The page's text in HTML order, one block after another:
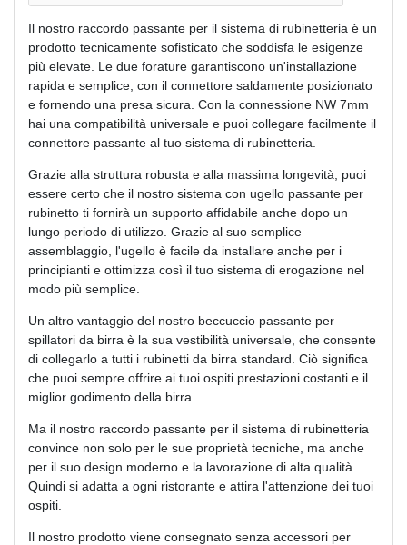
Il nostro raccordo passante per il sistema di rubinetteria è un
prodotto tecnicamente sofisticato che soddisfa le esigenze
più elevate. Le due forature garantiscono un'installazione
rapida e semplice, con il connettore saldamente posizionato
e fornendo una presa sicura. Con la connessione NW 7mm
hai una compatibilità universale e puoi collegare facilmente il
connettore passante al tuo sistema di rubinetteria.
Grazie alla struttura robusta e alla massima longevità, puoi
essere certo che il nostro sistema con ugello passante per
rubinetto ti fornirà un supporto affidabile anche dopo un
lungo periodo di utilizzo. Grazie al suo semplice
assemblaggio, l'ugello è facile da installare anche per i
principianti e ottimizza così il tuo sistema di erogazione nel
modo più semplice.
Un altro vantaggio del nostro beccuccio passante per
spillatori da birra è la sua vestibilità universale, che consente
di collegarlo a tutti i rubinetti da birra standard. Ciò significa
che puoi sempre offrire ai tuoi ospiti prestazioni costanti e il
miglior godimento della birra.
Ma il nostro raccordo passante per il sistema di rubinetteria
convince non solo per le sue proprietà tecniche, ma anche
per il suo design moderno e la lavorazione di alta qualità.
Quindi si adatta a ogni ristorante e attira l'attenzione dei tuoi
ospiti.
Il nostro prodotto viene consegnato senza accessori per